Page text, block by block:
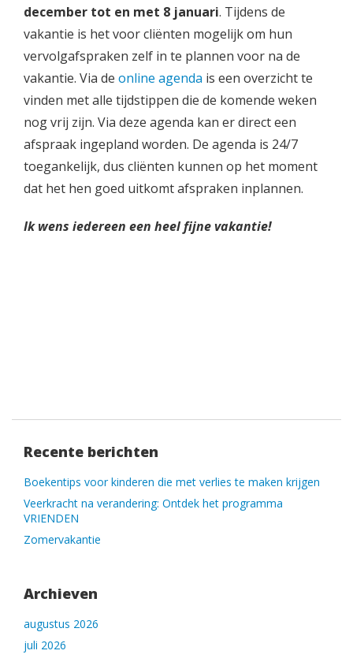
december tot en met 8 januari. Tijdens de
vakantie is het voor cliënten mogelijk om hun
vervolgafspraken zelf in te plannen voor na de
vakantie. Via de online agenda is een overzicht te
vinden met alle tijdstippen die de komende weken
nog vrij zijn. Via deze agenda kan er direct een
afspraak ingepland worden. De agenda is 24/7
toegankelijk, dus cliënten kunnen op het moment
dat het hen goed uitkomt afspraken inplannen.
Ik wens iedereen een heel fijne vakantie!
Recente berichten
Boekentips voor kinderen die met verlies te maken krijgen
Veerkracht na verandering: Ontdek het programma
VRIENDEN
Zomervakantie
Archieven
augustus 2026
juli 2026